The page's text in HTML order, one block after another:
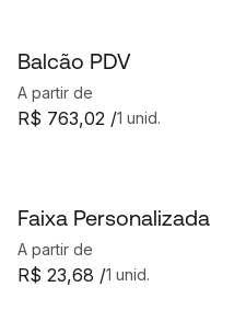
Balcão PDV
A partir de
1 unid.
R$ 763,02 /
Faixa Personalizada
A partir de
1 unid.
R$ 23,68 /